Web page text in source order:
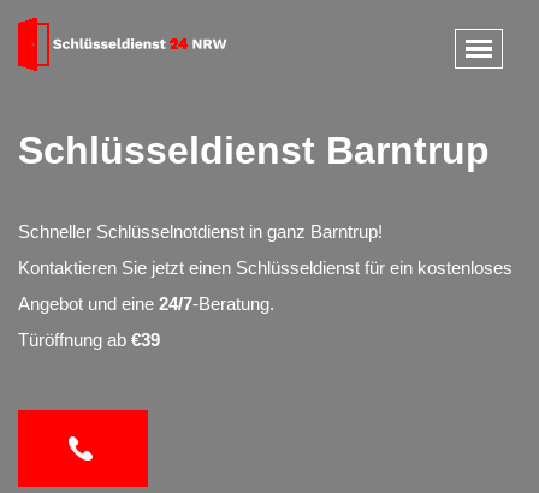
Schlüsseldienst Barntrup
Schneller Schlüsselnotdienst in ganz Barntrup!
Kontaktieren Sie jetzt einen Schlüsseldienst für ein kostenloses
Angebot und eine 24/7-Beratung.
Türöffnung ab €39